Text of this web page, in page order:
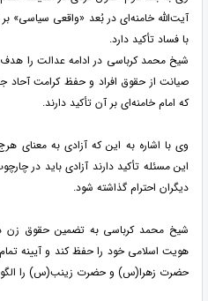
آیت‌الله خامنه‌ای در بُعد «واقعی سیاسی»
با فساد تأکید دارد.
شیخ محمد کرباسی در ادامه عدالت را
صیانت از حقوق افراد و حفظ کرامت آحاد
که امام خامنه‌ای بر آن تأکید دارند.
وی با اشاره به این که آزادی به معنای
این مسئله تأکید دارند آزادی باید در
دیگران احترام گذاشته شود.
شیخ محمد کرباسی به تضمین حقوق زن
هویت اسلامی خود را حفظ کند و آیینه
حضرت زهرا(س) و حضرت زینب(س) را